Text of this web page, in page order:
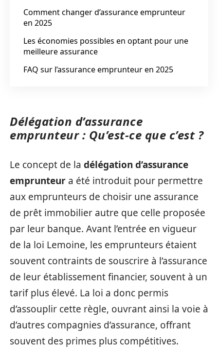
Comment changer d’assurance emprunteur
en 2025
Les économies possibles en optant pour une
meilleure assurance
FAQ sur l’assurance emprunteur en 2025
Délégation d’assurance
emprunteur : Qu’est-ce que c’est ?
Le concept de la délégation d’assurance
emprunteur a été introduit pour permettre
aux emprunteurs de choisir une assurance
de prêt immobilier autre que celle proposée
par leur banque. Avant l’entrée en vigueur
de la loi Lemoine, les emprunteurs étaient
souvent contraints de souscrire à l’assurance
de leur établissement financier, souvent à un
tarif plus élevé. La loi a donc permis
d’assouplir cette règle, ouvrant ainsi la voie à
d’autres compagnies d’assurance, offrant
souvent des primes plus compétitives.